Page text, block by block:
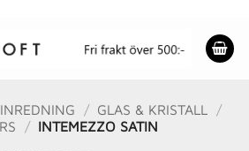
INREDNING / GLAS & KRISTALL
/
/ INTEMEZZO SATIN